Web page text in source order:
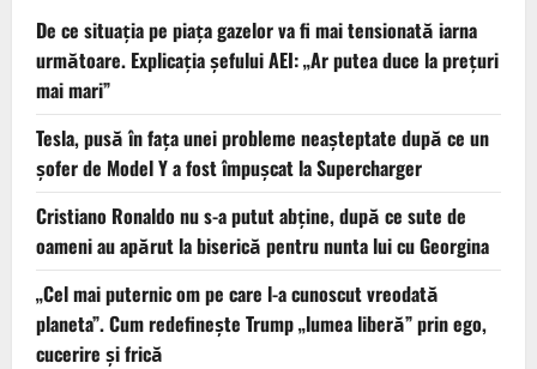
De ce situaţia pe piaţa gazelor va fi mai tensionată iarna
următoare. Explicația șefului AEI: „Ar putea duce la preţuri
mai mari”
Tesla, pusă în fața unei probleme neașteptate după ce un
șofer de Model Y a fost împușcat la Supercharger
Cristiano Ronaldo nu s-a putut abține, după ce sute de
oameni au apărut la biserică pentru nunta lui cu Georgina
„Cel mai puternic om pe care l-a cunoscut vreodată
planeta”. Cum redefinește Trump „lumea liberă” prin ego,
cucerire și frică